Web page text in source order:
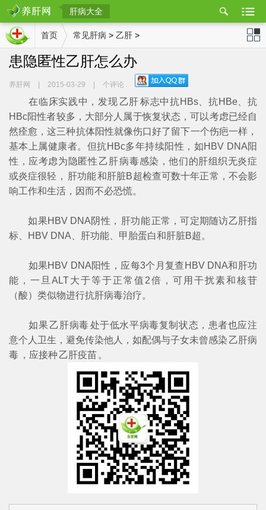
肝病大全
置
肝网
首页 常见肝病 > 乙肝 >
患隐匿性乙肝怎么办
养肝网 2015-03-29 个评论
在临床实践中，发现 乙肝标志中抗HBs、抗HBe、抗
HBc阳性者较多，大部分人属于恢复状态，可以考虑已经自
然痊愈，这三种抗体阳性就像伤口好了留下一个伤疤一样，
基本上属健康者。但抗HBc多年持续阳性，如HBV DNA阳
性，应考虑为隐匿性 乙肝病毒感染，他们的肝组织无炎症
或炎症很轻，
肝功能和肝脏B超检查可数十年正常，不会影
响工作和生活，因而不必恐慌。
如果HBV DNA阴性， 肝功能正常，可定期随访乙肝指
标、HBV DNA、肝功能、甲胎蛋白和肝脏B超。
如果HBV DNA阳性，应每3个月复查HBV DNA和肝功
能，一旦ALT大于等于正常值2倍，可用干扰素和核苷
（酸）类似物进行抗肝病毒治疗。
如果乙肝病毒处于低水平病毒复制状态，患者也应注
意个人卫生，避免传染他人，如配偶与子女未曾感染 乙肝病
毒 ，应接种 乙肝疫苗 。